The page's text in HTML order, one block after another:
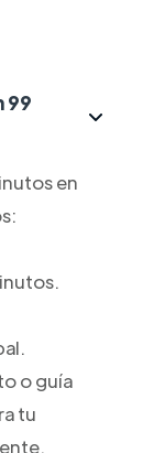
99
en
o guía
tu